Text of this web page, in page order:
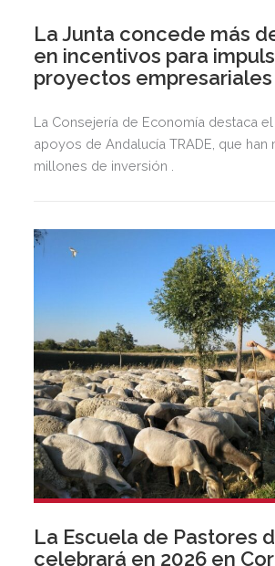
La Junta concede más
en incentivos para
proyectos
La Consejería de Economía destaca
apoyos de Andalucía TRADE, que
millones de inversión .
La Escuela de Pastores
celebrará en 2026 en